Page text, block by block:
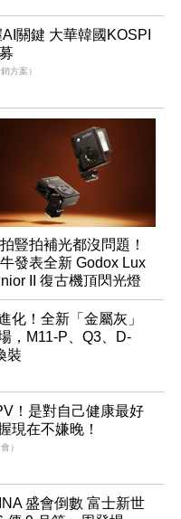
關鍵 大華韓國KOSPI
方案）
豎拍補光都沒問題！
發表全新 Godox Lux
II 復古機頂閃光燈
化！全新「金屬灰」
，M11-P、Q3、D-
裝
！是對自己健康最好
現在不嫌晚！
）
盛會倒數 富士新世